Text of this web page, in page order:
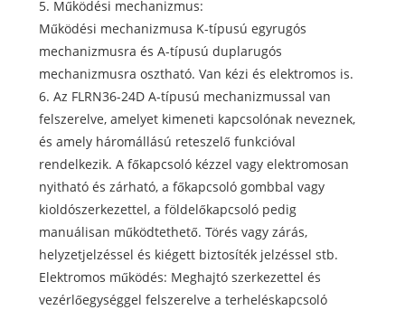
5. Működési mechanizmus:
Működési mechanizmusa K-típusú egyrugós
mechanizmusra és A-típusú duplarugós
mechanizmusra osztható. Van kézi és elektromos is.
6. Az FLRN36-24D A-típusú mechanizmussal van
felszerelve, amelyet kimeneti kapcsolónak neveznek,
és amely háromállású reteszelő funkcióval
rendelkezik. A főkapcsoló kézzel vagy elektromosan
nyitható és zárható, a főkapcsoló gombbal vagy
kioldószerkezettel, a földelőkapcsoló pedig
manuálisan működtethető. Törés vagy zárás,
helyzetjelzéssel és kiégett biztosíték jelzéssel stb.
Elektromos működés: Meghajtó szerkezettel és
vezérlőegységgel felszerelve a terheléskapcsoló